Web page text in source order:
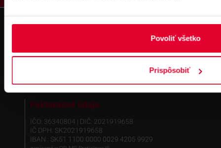
Povoliť všetko
Prispôsobiť
na školenie
Fakturačné údaje
IČO: 36340804 | DIČ: 2021919658
IČ DPH: SK2021919658
IBAN : SK51 1100 0000 0029 4205 9929